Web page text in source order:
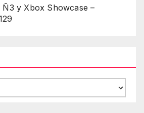
y Xbox Showcase –